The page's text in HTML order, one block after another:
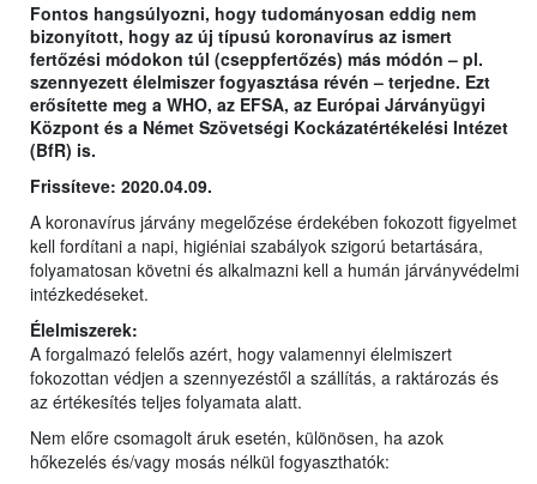
Fontos hangsúlyozni, hogy tudományosan eddig nem
bizonyított, hogy az új típusú koronavírus az ismert
fertőzési módokon túl (cseppfertőzés) más módón – pl.
szennyezett élelmiszer fogyasztása révén – terjedne. Ezt
erősítette meg a WHO, az EFSA, az Európai Járványügyi
Központ és a Német Szövetségi Kockázatértékelési Intézet
(BfR) is.
Frissíteve: 2020.04.09.
A koronavírus járvány megelőzése érdekében fokozott figyelmet
kell fordítani a napi, higiéniai szabályok szigorú betartására,
folyamatosan követni és alkalmazni kell a humán járványvédelmi
intézkedéseket.
Élelmiszerek:
A forgalmazó felelős azért, hogy valamennyi élelmiszert
fokozottan védjen a szennyezéstől a szállítás, a raktározás és
az értékesítés teljes folyamata alatt.
Nem előre csomagolt áruk esetén, különösen, ha azok
hőkezelés és/vagy mosás nélkül fogyaszthatók: